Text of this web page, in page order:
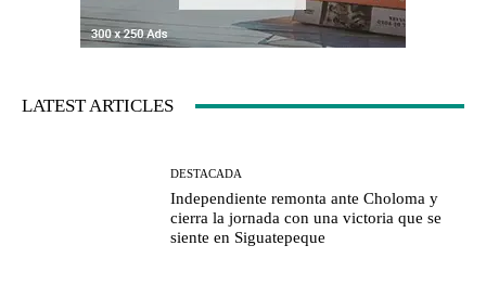
LATEST ARTICLES
DESTACADA
Independiente remonta ante Choloma y
cierra la jornada con una victoria que se
siente en Siguatepeque